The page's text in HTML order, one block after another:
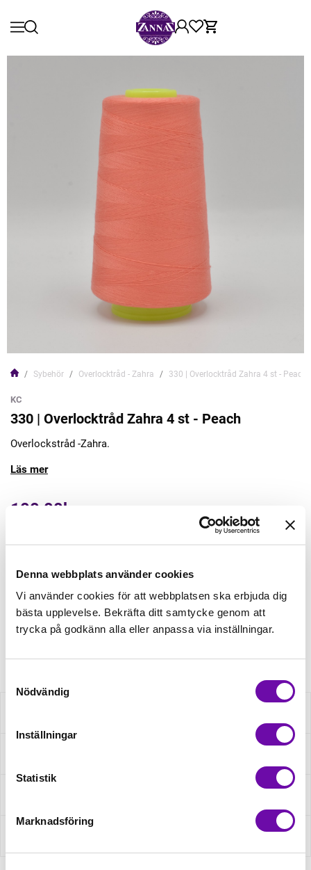
Denna webbplats använder cookies
Vi använder cookies för att webbplatsen ska erbjuda dig
bästa upplevelse. Bekräfta ditt samtycke genom att
trycka på godkänn alla eller anpassa via inställningar.
Nödvändig
Inställningar
Statistik
Marknadsföring
Sybehör Overlocktråd - Zahra 330 | Overlocktråd Zahra 4 st - Peach
KC
330 | Overlocktråd Zahra 4 st - Peach
Overlockstråd -Zahra.
Läs mer
100,00kr
Lägg till varukorgen
Finns i lager
Minsta beställning: 1 st